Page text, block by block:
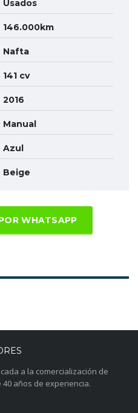
Usados
146.000km
Nafta
141 cv
2016
Manual
Azul
Beige
WHATSAPP
a la comercialización de
años de experiencia.